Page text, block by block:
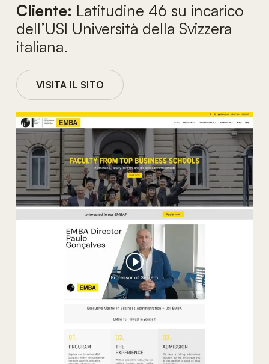
Cliente: Latitudine 46 su incarico
dell’USI Università della Svizzera
italiana.
VISITA IL SITO